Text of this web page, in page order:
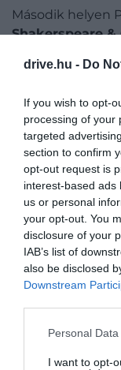
drive.hu - Do
If you wish to opt-
processing of your
targeted
section to confirm
opt-out request is
interest-based ads
us or personal
your opt-out. You
disclosure of your
IAB’s list of
also be disclosed
Downstream
Please note that
not limited to your
Personal
I want to opt-
Második helyen
Shakerspeare &
Mistral néven
nevű amerikai.
tiszteletére, aki
L’Odeon-on
üzletet vitte.
fordult meg,
Scott Fitzgerald.